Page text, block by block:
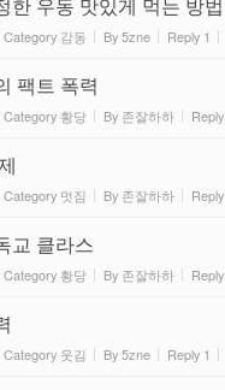
한 우동 맛있게 먹는 방법
Category 감동 By5zne Reply 1
팩트 폭력
Category 황당 By 존잘하하 Reply
Category 멋짐 By 존잘하하 Reply
교 클라스
Category 황당 By 존잘하하 Reply
Category 웃김 By5zne Reply 1